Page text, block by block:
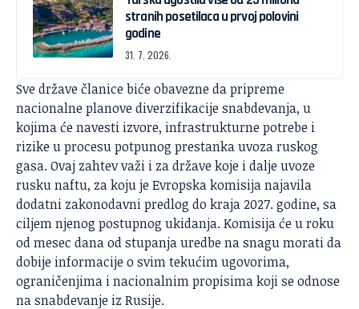
stranih posetilaca u prvoj polovini
godine
31. 7. 2026.
Sve države članice biće obavezne da pripreme
nacionalne planove diverzifikacije snabdevanja, u
kojima će navesti izvore, infrastrukturne potrebe i
rizike u procesu potpunog prestanka uvoza ruskog
gasa. Ovaj zahtev važi i za države koje i dalje uvoze
rusku naftu, za koju je Evropska komisija najavila
dodatni zakonodavni predlog do kraja 2027. godine, sa
ciljem njenog postupnog ukidanja. Komisija će u roku
od mesec dana od stupanja uredbe na snagu morati da
dobije informacije o svim tekućim ugovorima,
ograničenjima i nacionalnim propisima koji se odnose
na snabdevanje iz Rusije.